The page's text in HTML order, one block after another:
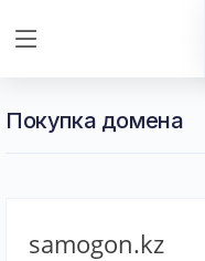
Покупка домена
samogon.kz